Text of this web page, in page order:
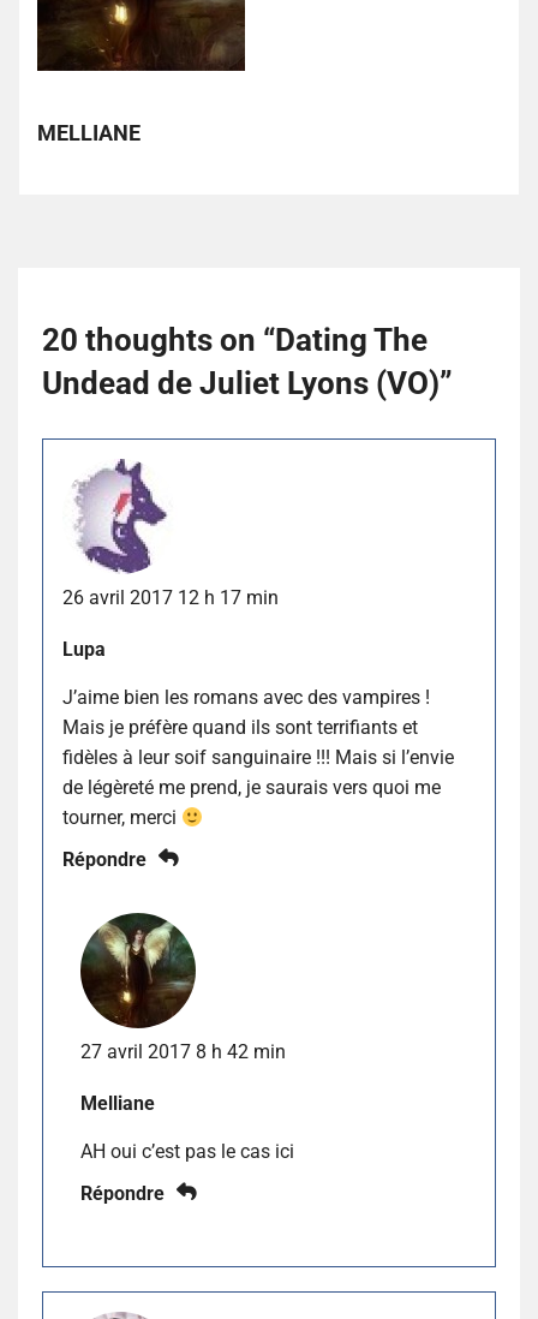
MELLIANE
20 thoughts on “Dating The
Undead de Juliet Lyons (VO)”
26 avril 2017 12 h 17 min
Lupa
J’aime bien les romans avec des vampires !
Mais je préfère quand ils sont terrifiants et
fidèles à leur soif sanguinaire !!! Mais si l’envie
de légèreté me prend, je saurais vers quoi me
tourner, merci
Répondre
27 avril 2017 8 h 42 min
Melliane
AH oui c’est pas le cas ici
Répondre